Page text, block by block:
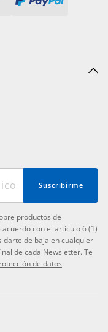
Suscribirme
productos de
con el artículo 6 (1)
darte de baja en cualquier
de cada Newsletter. Te
de datos.